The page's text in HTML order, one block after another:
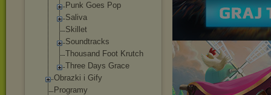
Punk Goes Pop
Saliva
Skillet
Soundtracks
Thousand Foot Krutch
Three Days Grace
Obrazki i Gify
Programy